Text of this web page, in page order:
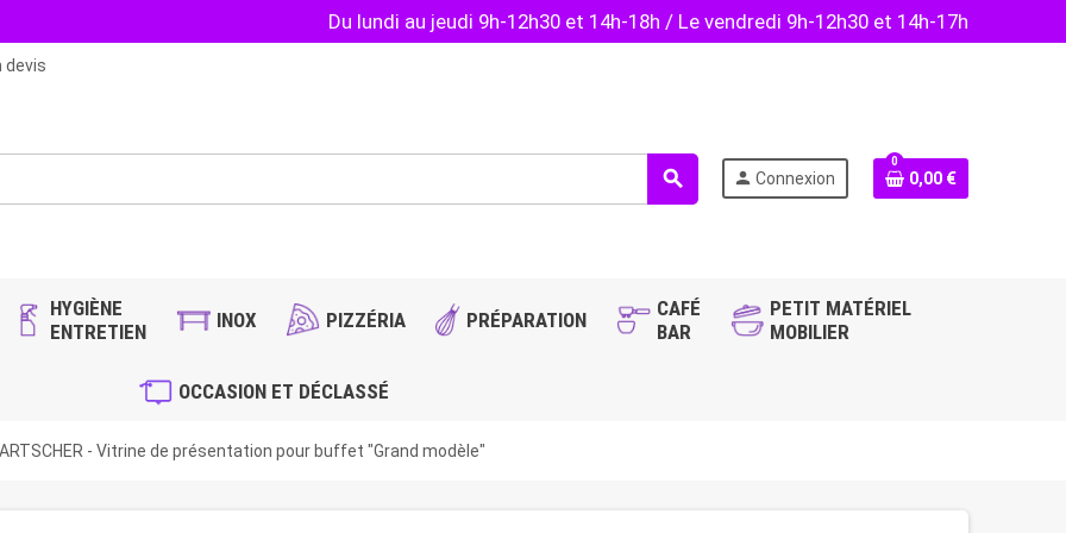
Du lundi au jeudi 9h-12h30 et 14h-18h / Le vendredi 9h-12h30 et 14h-17h
devis
search person Connexion
0
0,00 €
HYGIÈNE
ENTRETIEN
INOX PIZZÉRIA PRÉPARATION
CAFÉ
BAR
PETIT MATÉRIEL
MOBILIER
OCCASION ET DÉCLASSÉ
- Vitrine de présentation pour buffet "Grand modèle"